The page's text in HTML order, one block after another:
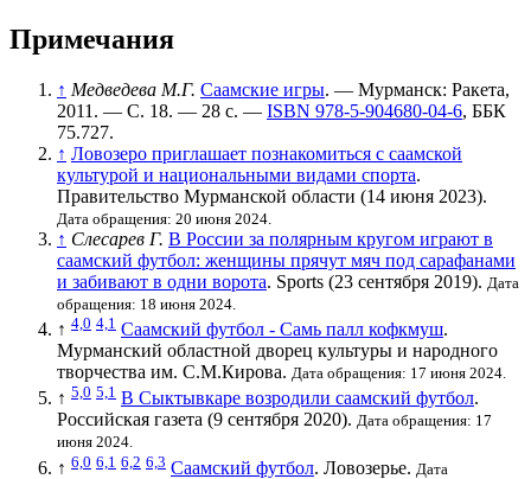
Примечания
↑ Медведева М.Г. Саамские игры. — Мурманск: Ракета,
2011. — С. 18. — 28 с. — ISBN 978-5-904680-04-6, ББК
75.727.
↑ Ловозеро приглашает познакомиться с саамской
культурой и национальными видами спорта.
Правительство Мурманской области (14 июня 2023).
Дата обращения: 20 июня 2024.
↑ Слесарев Г. В России за полярным кругом играют в
саамский футбол: женщины прячут мяч под сарафанами
и забивают в одни ворота. Sports (23 сентября 2019). Дата
обращения: 18 июня 2024.
↑ 4,0 4,1 Саамский футбол - Самь палл кофкмуш.
Мурманский областной дворец культуры и народного
творчества им. С.М.Кирова. Дата обращения: 17 июня 2024.
↑ 5,0 5,1 В Сыктывкаре возродили саамский футбол.
Российская газета (9 сентября 2020). Дата обращения: 17
июня 2024.
↑ 6,0 6,1 6,2 6,3 Саамский футбол. Ловозерье. Дата